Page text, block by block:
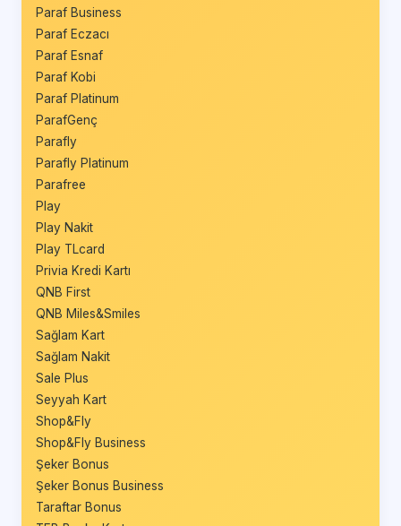
Paraf Business
Paraf Eczacı
Paraf Esnaf
Paraf Kobi
Paraf Platinum
ParafGenç
Parafly
Parafly Platinum
Parafree
Play
Play Nakit
Play TLcard
Privia Kredi Kartı
QNB First
QNB Miles&Smiles
Sağlam Kart
Sağlam Nakit
Sale Plus
Seyyah Kart
Shop&Fly
Shop&Fly Business
Şeker Bonus
Şeker Bonus Business
Taraftar Bonus